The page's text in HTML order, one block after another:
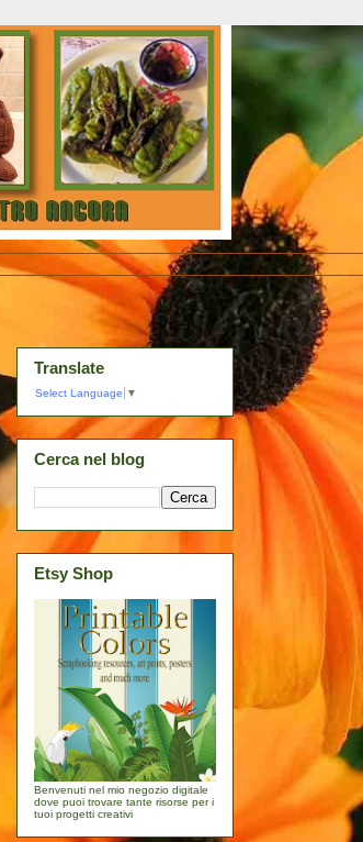
Translate
Select Language ▼
Cerca nel blog
Etsy Shop
Benvenuti nel mio negozio digitale
dove puoi trovare tante risorse per i
tuoi progetti creativi